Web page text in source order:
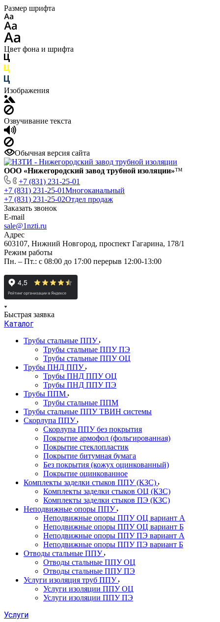
Размер шрифта
Цвет фона и шрифта
Изображения
Озвучивание текста
Обычная версия сайта
ООО «Нижегородский завод трубной изоляции»™
+7 (831) 231-25-01
+7 (831) 231-25-01Многоканальный
+7 (831) 231-25-02Отдел продаж
Заказать звонок
E-mail
sale@1nzti.ru
Адрес
603107, Нижний Новгород, проспект Гагарина, 178/1
Режим работы
Пн. – Пт.: с 08:00 до 17:00 перерыв 12:00-13:00
Быстрая заявка
Каталог
Трубы стальные ППУ
Трубы стальные ППУ ПЭ
Трубы стальные ППУ ОЦ
Трубы ПНД ППУ
Трубы ПНД ППУ ОЦ
Трубы ПНД ППУ ПЭ
Трубы ППМ
Трубы стальные ППМ
Трубы стальные ППУ ТВИН системы
Скорлупа ППУ
Скорлупа ППУ без покрытия
Покрытие армофол (фольгированная)
Покрытие стеклопластик
Покрытие битумная бумага
Без покрытия (кожух оцинкованный)
Покрытие оцинкованное
Комплекты заделки стыков ППУ (КЗС)
Комплекты заделки стыков ОЦ (КЗС)
Комплекты заделки стыков ПЭ (КЗС)
Неподвижные опоры ППУ
Неподвижные опоры ППУ ОЦ вариант А
Неподвижные опоры ППУ ОЦ вариант Б
Неподвижные опоры ППУ ПЭ вариант А
Неподвижные опоры ППУ ПЭ вариант Б
Отводы стальные ППУ
Отводы стальные ППУ ОЦ
Отводы стальные ППУ ПЭ
Услуги изоляция труб ППУ
Услуги изоляции ППУ ОЦ
Услуги изоляции ППУ ПЭ
Услуги